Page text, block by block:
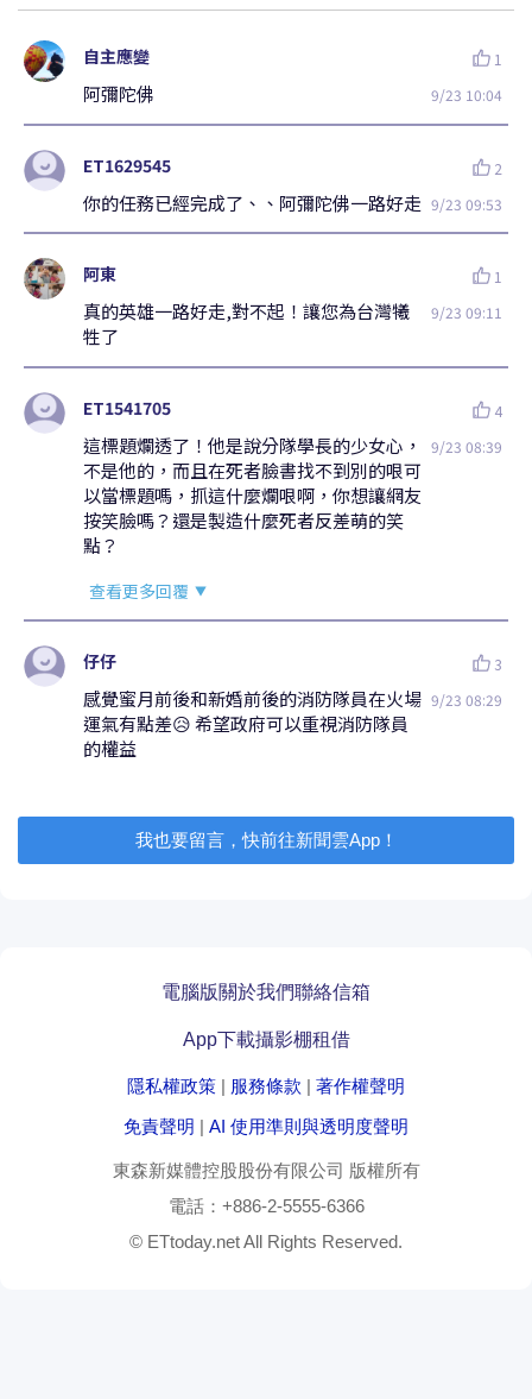
我也要留言，快前往新聞雲App！
電腦版關於我們聯絡信箱
App下載攝影棚租借
隱私權政策 | 服務條款 | 著作權聲明
免責聲明 | AI 使用準則與透明度聲明
東森新媒體控股股份有限公司 版權所有
電話： +886-2-5555-6366
© ETtoday.net All Rights Reserved.